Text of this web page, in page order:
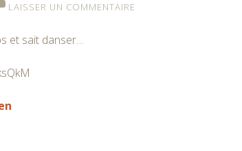
LAISSER UN COMMENTAIRE
et sait danser…